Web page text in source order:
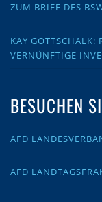
ZUM BRIEF DES
KAY GOTTSCHALK:
VERNÜNFTIGE
BESUCHEN
AFD
AFD